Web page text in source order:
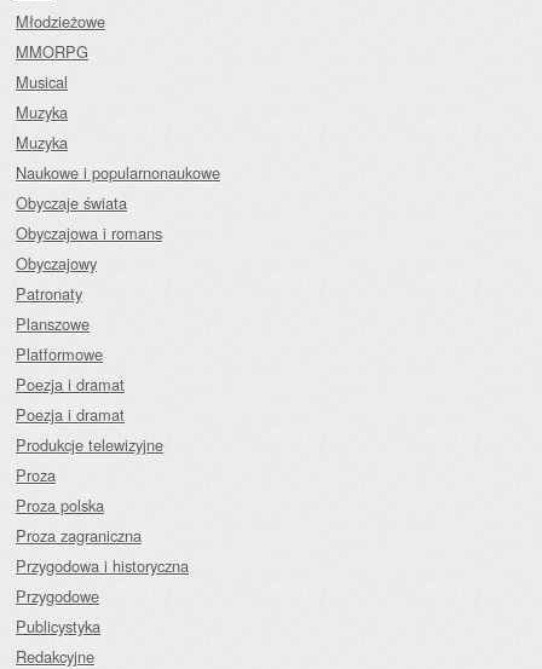
Młodzieżowe
MMORPG
Musical
Muzyka
Muzyka
Naukowe i popularnonaukowe
Obyczaje świata
Obyczajowa i romans
Obyczajowy
Patronaty
Planszowe
Platformowe
Poezja i dramat
Poezja i dramat
Produkcje telewizyjne
Proza
Proza polska
Proza zagraniczna
Przygodowa i historyczna
Przygodowe
Publicystyka
Redakcyjne